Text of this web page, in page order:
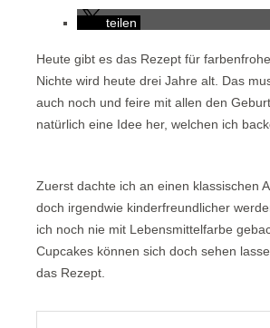
teilen
Heute gibt es das Rezept für
Nichte wird heute drei Jahre alt. Das
auch noch und feire mit allen den
natürlich eine Idee her, welchen ich
Zuerst dachte ich an einen klassischen
doch irgendwie kinderfreundlicher
ich noch nie mit Lebensmittelfarbe
Cupcakes können sich doch sehen
das Rezept.